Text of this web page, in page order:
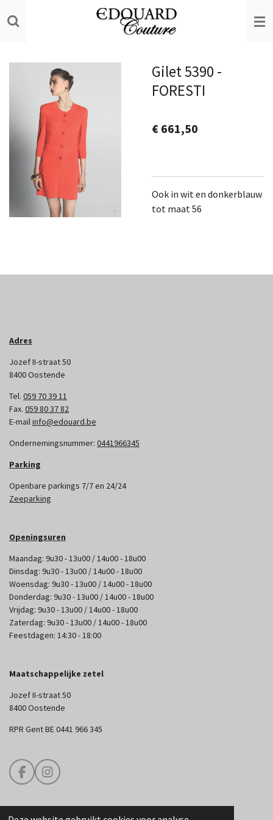
direct
hoofdinhoud
Gilet 5390 -
FORESTI
€ 661,50
Ook in wit en donkerblauw
tot maat 56
Adres
Jozef II-straat 50
8400 Oostende
Tel. 059 70 39 11
Fax. 059 80 37 82
E-mailinfo@edouard.be
Ondernemingsnummer: 0441966345
Parking
Openbare parkings 7/7 en 24/24
Zeeparking
Openingsuren
Maandag: 9u30 - 13u00 / 14u00 - 18u00
Dinsdag: 9u30 - 13u00 / 14u00 - 18u00
Woensdag: 9u30 - 13u00 / 14u00 - 18u00
Donderdag: 9u30 - 13u00 / 14u00 - 18u00
Vrijdag: 9u30 - 13u00 / 14u00 - 18u00
Zaterdag: 9u30 - 13u00 / 14u00 - 18u00
Feestdagen: 14:30 - 18:00
Maatschappelijke zetel
Jozef II-straat 50
8400 Oostende
RPR Gent BE 0441 966 345
F
a
I
n